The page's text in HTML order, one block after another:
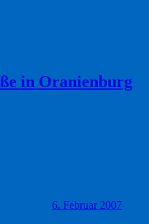
in Oranienburg
6. Februar 2007